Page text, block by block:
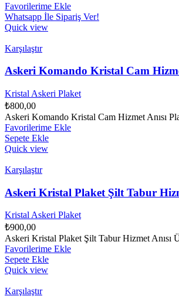
Favorilerime Ekle
Whatsapp İle Sipariş Ver!
Quick view
Karşılaştır
Askeri Komando Kristal Cam
Kristal Askeri Plaket
₺800,00
Askeri Komando Kristal Cam Hizmet
Favorilerime Ekle
Sepete Ekle
Quick view
Karşılaştır
Askeri Kristal Plaket Şilt Tabur
Kristal Askeri Plaket
₺900,00
Askeri Kristal Plaket Şilt Tabur Hizmet Anısı
Favorilerime Ekle
Sepete Ekle
Quick view
Karşılaştır